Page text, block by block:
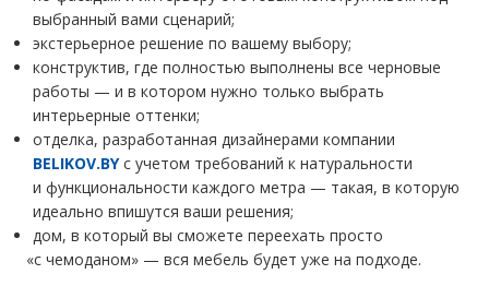
выбранный вами сценарий;
экстерьерное решение по вашему выбору;
конструктив, где полностью выполнены все черновые
работы — и в котором нужно только выбрать
интерьерные оттенки;
отделка, разработанная дизайнерами компании
BELIKOV.BYс учетом требований к натуральности
и функциональности каждого метра — такая, в которую
идеально впишутся ваши решения;
дом, в который вы сможете переехать просто
«с чемоданом» — вся мебель будет уже на подходе.